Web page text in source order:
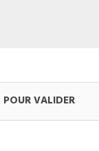
VALIDER